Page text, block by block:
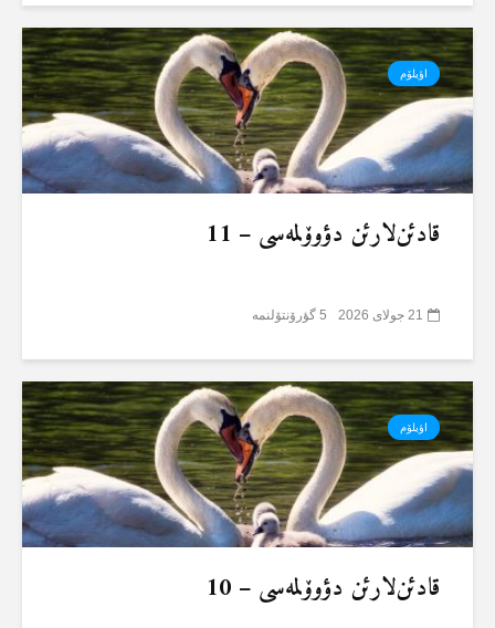
اؤیلۆم
قادئن‌لارئن دؤوۆلمەسی – 11
21 جولای 2026 5 گؤرۆنتۆلنمە
اؤیلۆم
قادئن‌لارئن دؤوۆلمەسی – 10